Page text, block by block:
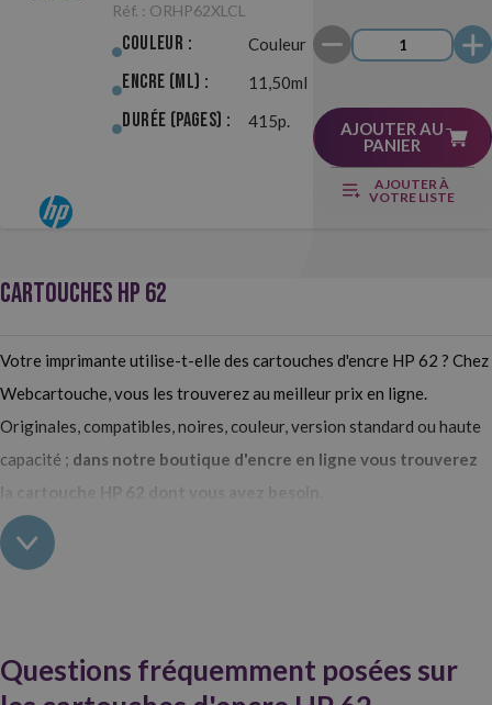
Réf. : ORHP62XLCL
Couleur : Couleur
Encre (ml) : 11,50ml
Durée (pages) : 415p.
AJOUTER AU
PANIER
AJOUTER À
VOTRE LISTE
CARTOUCHES HP 62
Votre imprimante utilise-t-elle des cartouches d'encre HP 62 ? Chez
Webcartouche, vous les trouverez au meilleur prix en ligne.
Originales, compatibles, noires, couleur, version standard ou haute
capacité ; dans notre boutique d'encre en ligne vous trouverez
la cartouche HP 62 dont vous avez besoin.
Achetez les cartouches HP 62 pour votre imprimante
voulez des cartouches originales ou compatibles, noires ou couleur,
Questions fréquemment posées sur